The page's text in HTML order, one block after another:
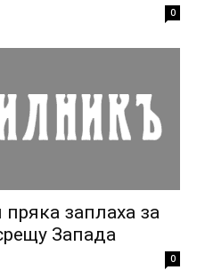
0
заплаха за
Запада
0